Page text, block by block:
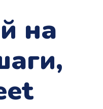
на